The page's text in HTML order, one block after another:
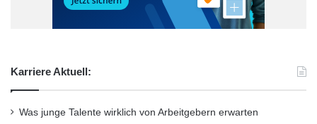
Karriere Aktuell:
Was junge Talente wirklich von Arbeitgebern erwarten